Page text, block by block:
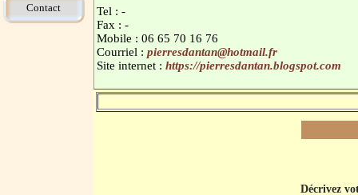
Contact
Tel : -
Fax : -
Mobile : 06 65 70 16 76
Courriel : pierresdantan@hotmail.fr
Site internet : https://pierresdantan.blogspot.com
Décrivez